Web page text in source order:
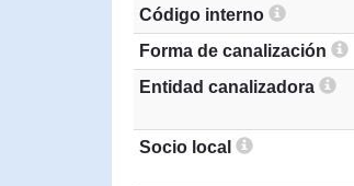
Código interno
Forma de canalización
Entidad canalizadora
Socio local